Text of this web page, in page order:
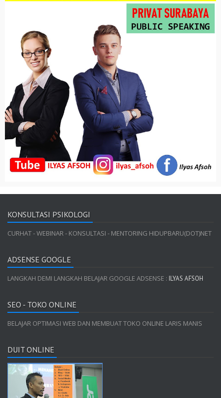
KONSULTASI PSIKOLOGI
CURHAT - WEBINAR - KONSULTASI - MENTORING HIDUPBARU(DOT)NET
ADSENSE GOOGLE
LANGKAH DEMI LANGKAH BELAJAR GOOGLE ADSENSE : ILYAS AFSOH
SEO - TOKO ONLINE
BELAJAR OPTIMASI WEB DAN MEMBUAT TOKO ONLINE LARIS MANIS
DUIT ONLINE